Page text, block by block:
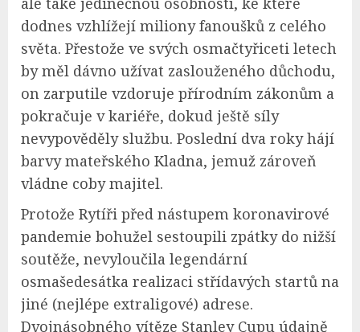
dodnes vzhlížejí miliony fanoušků z celého
světa. Přestože ve svých osmačtyřiceti letech
by měl dávno užívat zaslouženého důchodu,
on zarputile vzdoruje přírodním zákonům a
pokračuje v kariéře, dokud ještě síly
nevypověděly službu. Poslední dva roky hájí
barvy mateřského Kladna, jemuž zároveň
vládne coby majitel.
Protože Rytíři před nástupem koronavirové
pandemie bohužel sestoupili zpátky do nižší
soutěže, nevyloučila legendární
osmašedesátka realizaci střídavých startů na
jiné (nejlépe extraligové) adrese.
Dvojnásobného vítěze Stanley Cupu údajně